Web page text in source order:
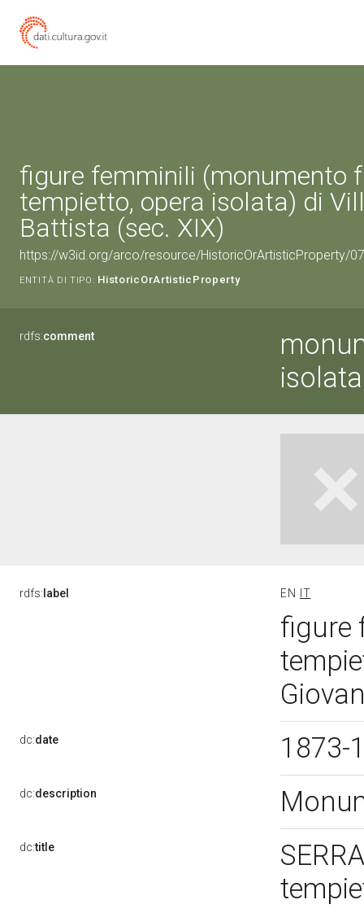
figure femminili (monumento
tempietto, opera isolata) di
Battista (sec. XIX)
https://w3id.org/arco/resource/HistoricOrArtisticProperty/
ENTITÀ DI TIPO: HistoricOrArtisticProperty
rdfs:comment
rdfs: label EN IT
figure
dc:date 1873-
dc:description
dc:title